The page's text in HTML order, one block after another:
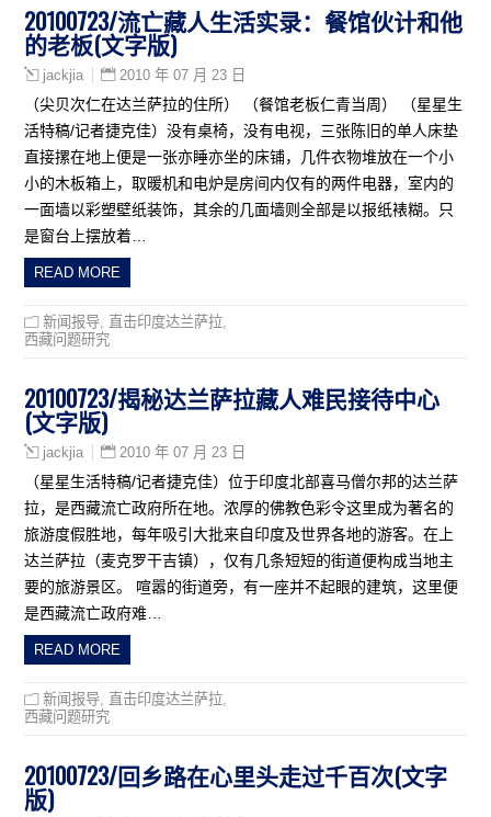
20100723/流亡藏人生活实录：餐馆伙计和他
的老板(文字版)
jackjia 2010 年 07 月 23 日
（尖贝次仁在达兰萨拉的住所） （餐馆老板仁青当周） （星星生
活特稿/记者捷克佳）没有桌椅，没有电视，三张陈旧的单人床垫
直接摞在地上便是一张亦睡亦坐的床铺，几件衣物堆放在一个小
小的木板箱上，取暖机和电炉是房间内仅有的两件电器，室内的
一面墙以彩塑壁纸装饰，其余的几面墙则全部是以报纸裱糊。只
是窗台上摆放着…
READ MORE
新闻报导 直击印度达兰萨拉
西藏问题研究
20100723/揭秘达兰萨拉藏人难民接待中心
(文字版)
jackjia 2010 年 07 月 23 日
（星星生活特稿/记者捷克佳）位于印度北部喜马僧尔邦的达兰萨
拉，是西藏流亡政府所在地。浓厚的佛教色彩令这里成为著名的
旅游度假胜地，每年吸引大批来自印度及世界各地的游客。在上
达兰萨拉（麦克罗干吉镇），仅有几条短短的街道便构成当地主
要的旅游景区。 喧嚣的街道旁，有一座并不起眼的建筑，这里便
是西藏流亡政府难…
READ MORE
新闻报导 直击印度达兰萨拉
西藏问题研究
20100723/回乡路在心里头走过千百次(文字
版)